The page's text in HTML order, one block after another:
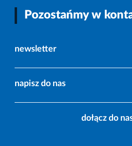
Pozostańmy w
newsletter
napisz do nas
dołącz do